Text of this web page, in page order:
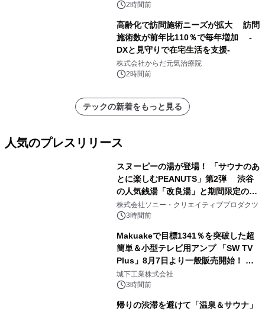
2時間前
高齢化で訪問施術ニーズが拡大 訪問
施術数が前年比110％で毎年増加 -
DXと見守りで在宅生活を支援-
株式会社からだ元気治療院
2時間前
テックの新着をもっと見る
人気のプレスリリース
スヌーピーの湯が登場！ 「サウナのあ
とに楽しむPEANUTS」第2弾 渋谷
の人気銭湯「改良湯」と期間限定のコ
ラボレーション サウナイキタイコラ
ボグッズも発売決定！
株式会社ソニー・クリエイティブプロダクツ
3時間前
Makuakeで目標1341％を突破した超
簡単＆小型テレビ用アンプ 「SW TV
Plus」8月7日より一般販売開始！ ケ
ーブル1本つなぐだけ、テレビの音が
ぐっと豊かに
城下工業株式会社
3時間前
帰りの渋滞を避けて「温泉＆サウナ」